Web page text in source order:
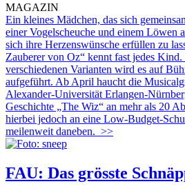
MAGAZIN
Ein kleines Mädchen, das sich
einer Vogelscheuche und einem Löwen
sich ihre Herzenswünsche erfüllen zu
Zauberer von Oz“ kennt fast jedes
verschiedenen Varianten wird es auf
aufgeführt. Ab April haucht die
Alexander-Universität Erlangen-
Geschichte „The Wiz“ an mehr als 20
hierbei jedoch an eine Low-Budget-
meilenweit daneben. >>
FAU: Das grösste